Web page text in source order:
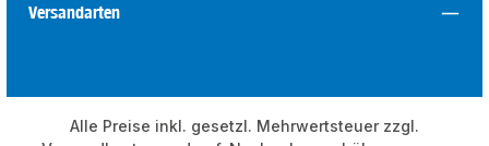
Versandarten
Alle Preise inkl. gesetzl. Mehrwertsteuer zzgl.